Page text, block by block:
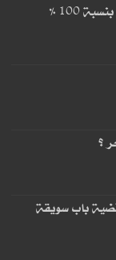
100 %
؟
باب سويقة